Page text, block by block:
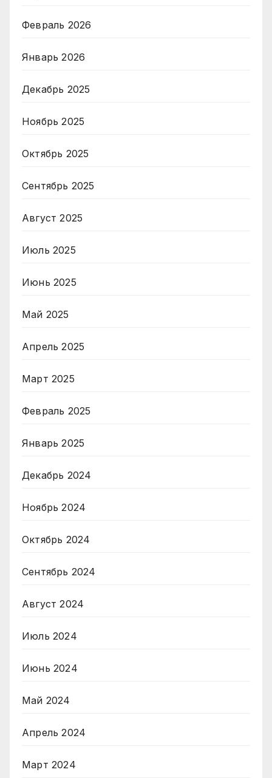
Февраль 2026
Январь 2026
Декабрь 2025
Ноябрь 2025
Октябрь 2025
Сентябрь 2025
Август 2025
Июль 2025
Июнь 2025
Май 2025
Апрель 2025
Март 2025
Февраль 2025
Январь 2025
Декабрь 2024
Ноябрь 2024
Октябрь 2024
Сентябрь 2024
Август 2024
Июль 2024
Июнь 2024
Май 2024
Апрель 2024
Март 2024